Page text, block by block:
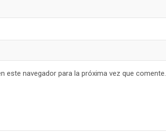
este navegador para la próxima vez que comente.